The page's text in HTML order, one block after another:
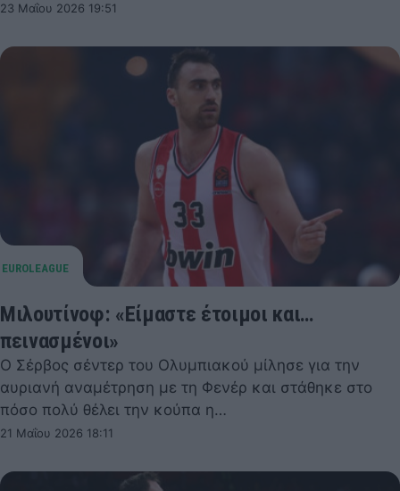
23 Μαΐου 2026 19:51
Μιλουτίνοφ: «Είμαστε έτοιμοι και…
πεινασμένοι»
Ο Σέρβος σέντερ του Ολυμπιακού μίλησε για την
αυριανή αναμέτρηση με τη Φενέρ και στάθηκε στο
πόσο πολύ θέλει την κούπα η…
21 Μαΐου 2026 18:11